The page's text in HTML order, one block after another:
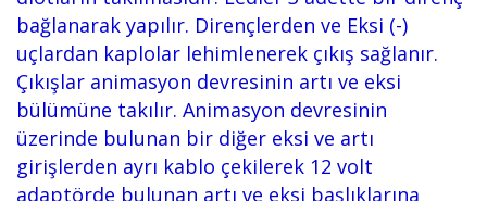
bağlanarak yapılır. Dirençlerden ve Eksi (-)
uçlardan kaplolar lehimlenerek çıkış sağlanır.
Çıkışlar animasyon devresinin artı ve eksi
bülümüne takılır. Animasyon devresinin
üzerinde bulunan bir diğer eksi ve artı
girişlerden ayrı kablo çekilerek 12 volt
adaptörde bulunan artı ve eksi başlıklarına